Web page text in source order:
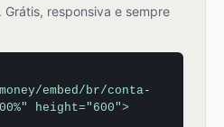
responsiva e sempre
embed/br/conta-
height="600">